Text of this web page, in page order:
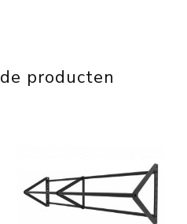
producten